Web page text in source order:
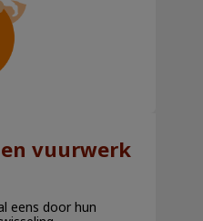
en vuurwerk
eens door hun